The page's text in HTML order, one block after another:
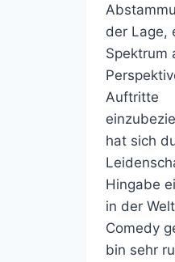
der Lage,
Spektrum
Auftritte
hat sich
Hingabe
in der
Comedy
bin sehr